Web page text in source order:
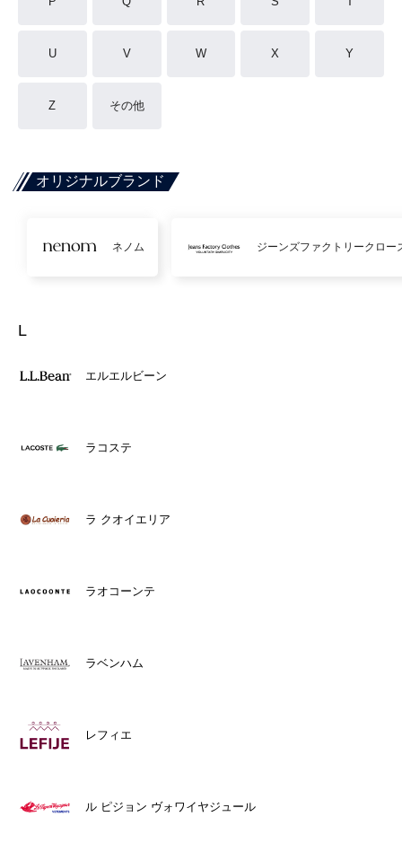
U V W X Y
Z その他
オリジナルブランド
ネノム ジーンズファクトリークロー
L
エルエルビーン
ラコステ
ラ クオイエリア
ラオコーンテ
ラベンハム
レフィエ
ル ピジョン ヴォワイヤジュール